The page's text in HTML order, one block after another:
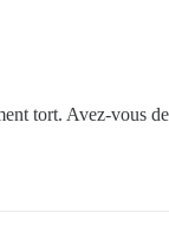
tort. Avez-vous